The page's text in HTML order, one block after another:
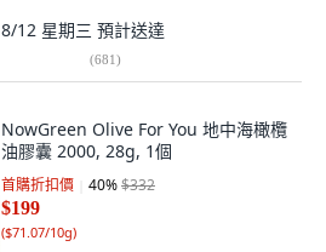
8/12 星期三 預計送達
(681)
NowGreen Olive For You 地中海橄欖
油膠囊 2000, 28g, 1個
首購折扣價 40%$332
$199
($71.07/10g)